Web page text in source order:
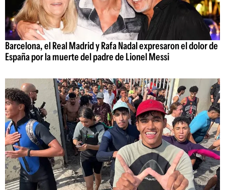
Barcelona, el Real Madrid y Rafa Nadal expresaron el dolor de
España por la muerte del padre de Lionel Messi